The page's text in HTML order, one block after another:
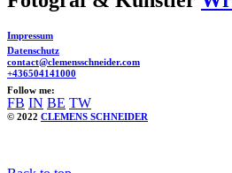
Impressum
Datenschutz
contact@clemensschneider.com
+436504141000
Follow me:
FB IN BE TW
© 2022 CLEMENS SCHNEIDER